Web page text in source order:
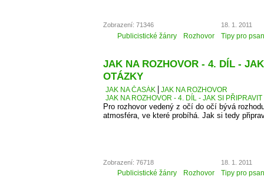
Zobrazení: 71346 18. 1. 2011
Publicistické žánry Rozhovor Tipy pro
JAK NA ROZHOVOR - 4. DÍL -
OTÁZKY
JAK NA ČASÁK
JAK NA ROZHOVOR
JAK NA ROZHOVOR - 4. DÍL - JAK SI PŘIPRAVIT
Pro rozhovor vedený z očí do očí bývá
atmosféra, ve které probíhá. Jak si tedy
Zobrazení: 76718 18. 1. 2011
Publicistické žánry Rozhovor Tipy pro